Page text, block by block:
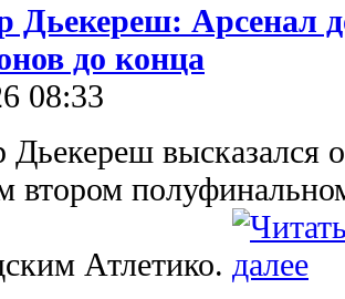
Дьекереш: Арсенал
до конца
08:33
Дьекереш высказался
втором
Атлетико.